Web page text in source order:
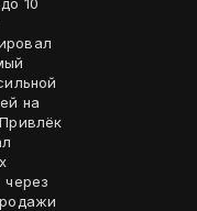
на
через